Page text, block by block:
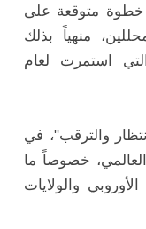
مستوى 2%، في خطوة متوقعة على
منهياً بذلك
استمرت لعام
والترقب"، في
خصوصاً ما
والولايات